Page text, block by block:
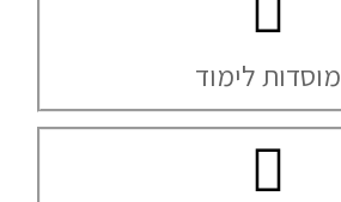
מוסדות לימוד